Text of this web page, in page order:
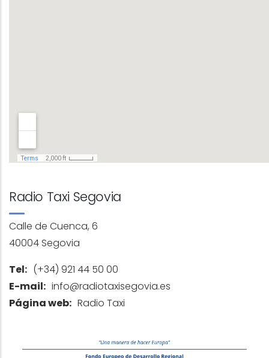
Radio Taxi Segovia
Calle de Cuenca, 6
40004 Segovia
Tel: (+34) 921 44 50 00
E-mail: info@radiotaxisegovia.es
Página web: Radio Taxi